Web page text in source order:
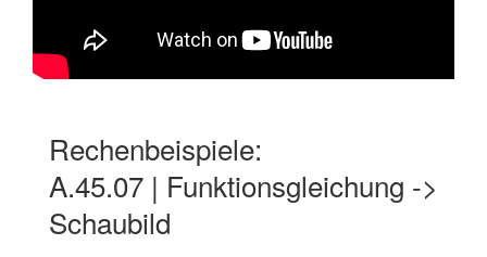
Rechenbeispiele:
A.45.07 | Funktionsgleichung ->
Schaubild